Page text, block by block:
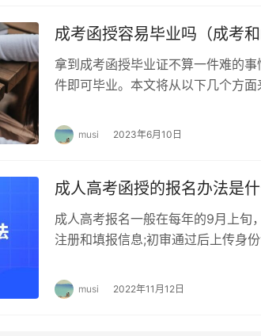
成考函授容易毕业吗（成考
拿到成考函授毕业证不算一件难的
件即可毕业。本文将从以下几个方
musi 2023年6月10日
成人高考函授的报名办法是
成人高考报名一般在每年的9月上旬
注册和填报信息;初审通过后上传身
musi 2022年11月12日